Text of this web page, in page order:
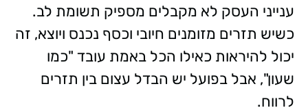
ענייני העסק לא מקבלים מספיק תשומת לב.
כשיש תזרים מזומנים חיובי וכסף נכנס ויוצא, זה
יכול להיראות כאילו הכל באמת עובד "כמו
שעון", אבל בפועל יש הבדל עצום בין תזרים
לרווח.